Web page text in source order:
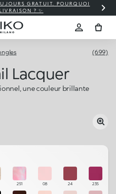
GRATUIT. POURQUOI
? ✨
(699)
Lacquer
une couleur brillante
251 08 24 235